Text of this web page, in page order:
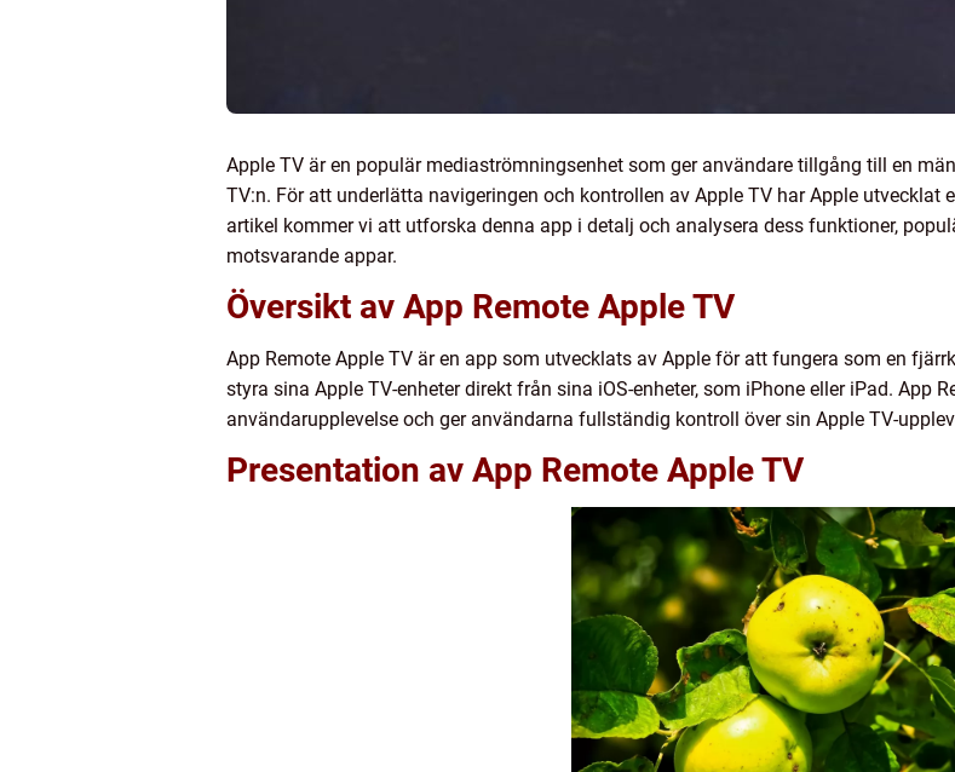
Apple TV är en populär mediaströmningsenhet som ger användare tillgång till en
TV:n. För att underlätta navigeringen och kontrollen av Apple TV har Apple utvecklat
artikel kommer vi att utforska denna app i detalj och analysera dess funktioner,
motsvarande appar.
Översikt av App Remote Apple TV
App Remote Apple TV är en app som utvecklats av Apple för att fungera som en
styra sina Apple TV-enheter direkt från sina iOS-enheter, som iPhone eller iPad. App
användarupplevelse och ger användarna fullständig kontroll över sin Apple TV-
Presentation av App Remote Apple TV